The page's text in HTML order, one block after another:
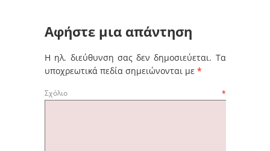
Αφήστε μια απάντηση
Η ηλ. διεύθυνση σας δεν δημοσιεύεται. Τα
υποχρεωτικά πεδία σημειώνονται με *
Σχόλιο *